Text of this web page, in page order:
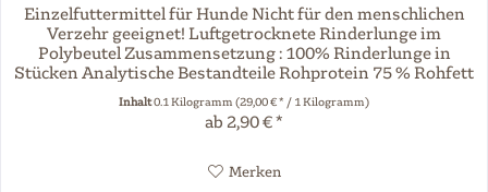
Einzelfuttermittel für Hunde Nicht für den menschlichen
Verzehr geeignet! Luftgetrocknete Rinderlunge im
Polybeutel Zusammensetzung : 100% Rinderlunge in
Stücken Analytische Bestandteile Rohprotein 75 % Rohfett
Inhalt0.1 Kilogramm(29,00 € * / 1 Kilogramm)
ab 2,90 € *
Merken